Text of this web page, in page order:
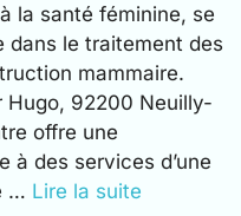
la santé féminine, se
dans le traitement des
mammaire.
Hugo, 92200 Neuilly-
offre une
à des services d’une
… Lire la suite